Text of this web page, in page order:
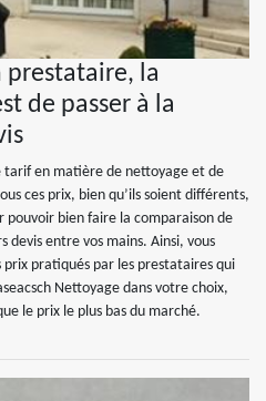
prestataire, la
de passer à la
tarif en matière de nettoyage et de
ces prix, bien qu’ils soient différents,
bien faire la comparaison de
devis entre vos mains. Ainsi, vous
pratiqués par les prestataires qui
Nettoyage dans votre choix,
le prix le plus bas du marché.